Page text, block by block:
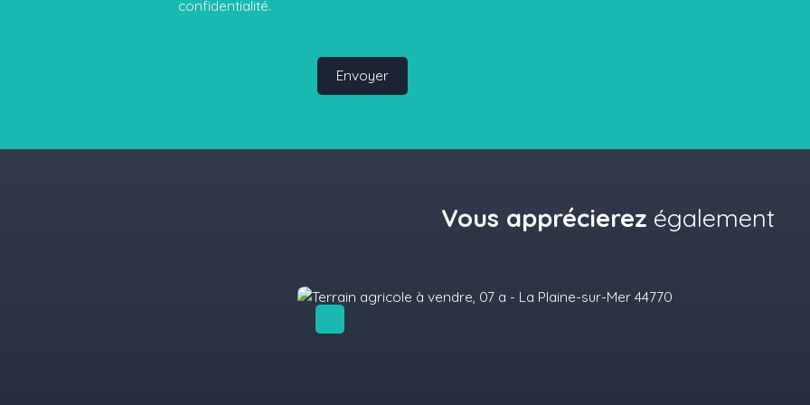
confidentialité.
Envoyer
Vous apprécierez également